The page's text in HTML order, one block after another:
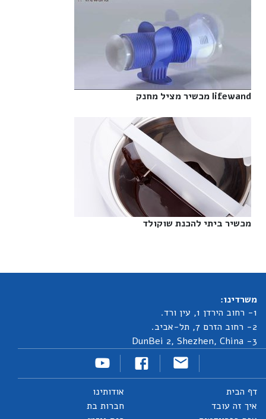
lifewand מכשיר מציל מחנק‎
מכשיר ביתי להכנת שוקולד‎
משרדינו:
1- רחוב הירדן 1, עין ורד.
2- רחוב הזרם 7, תל-אביב.
3- DunBei 2, Shezhen, China
דף הבית
איך זה עובד
אודותינו
חברות בת